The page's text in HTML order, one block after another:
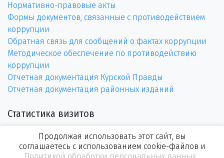
Нормативно-правовые акты
Формы документов, связанные с противодействием
коррупции
Обратная связь для сообщений о фактах коррупции
Методическое обеспечение по противодействию
коррупции
Отчетная документация Курской Правды
Отчетная документация районных изданий
Статистика визитов
Продолжая использовать этот сайт, вы
соглашаетесь с использованием cookie-файлов и